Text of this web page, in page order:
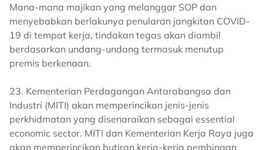
Mana-mana majikan yang melanggar SOP dan
menyebabkan berlakunya penularan jangkitan COVID-
19 di tempat kerja, tindakan tegas akan diambil
berdasarkan undang-undang termasuk menutup
premis berkenaan.
23. Kementerian Perdagangan Antarabangsa dan
Industri (MITI) akan memperincikan jenis-jenis
perkhidmatan yang disenaraikan sebagai essential
economic sector. MITI dan Kementerian Kerja Raya juga
akan memperincikan butiran kerja-kerja pembinaan